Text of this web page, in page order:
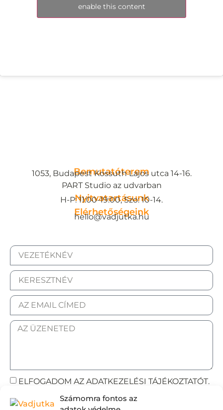
Számomra fontos az
enable this content
Bemutatóterem
1053, Budapest Kossuth Lajos utca 14-16.
PART Studio az udvarban
Nyitvatartásunk
H-P: 11:00-19:00, Szo: 10-14.
Elérhetőségeink
hello@vadjutka.hu
ELFOGADOM AZ ADATKEZELÉSI TÁJÉKOZTATÓT.
Elküldöm